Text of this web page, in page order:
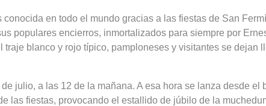
conocida en todo el mundo gracias a las fiestas de San
populares encierros, inmortalizados para siempre por
traje blanco y rojo típico, pamploneses y visitantes se dejan
julio, a las 12 de la mañana. A esa hora se lanza desde
las fiestas, provocando el estallido de júbilo de la